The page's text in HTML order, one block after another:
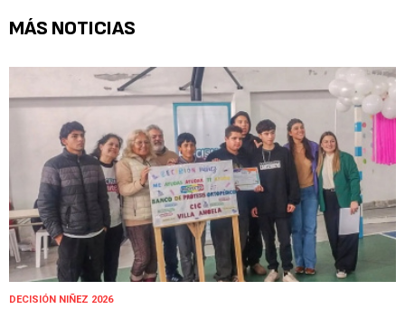
MÁS NOTICIAS
DECISIÓN NIÑEZ 2026